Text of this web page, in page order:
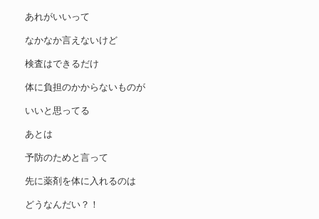
あれがいいって
なかなか言えないけど
検査はできるだけ
体に負担のかからないものが
いいと思ってる
あとは
予防のためと言って
先に薬剤を体に入れるのは
どうなんだい？！